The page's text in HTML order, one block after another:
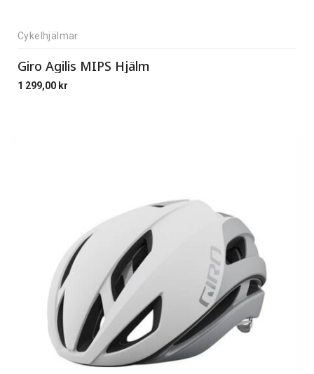
Cykelhjälmar
Giro Agilis MIPS Hjälm
1 299,00 kr